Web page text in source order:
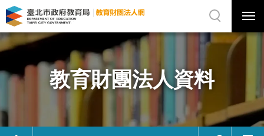
教
育
團
資
料
府
局
網
站
選
選
單
關
網
站
尋
教育財團法人資料
首
展
列